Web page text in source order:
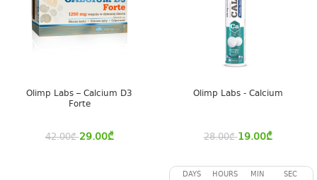
Olimp Labs – Calcium D3
Forte
42.00₾ 29.00₾
Olimp Labs - Calcium
28.00₾ 19.00₾
DAYS HOURS MIN SEC